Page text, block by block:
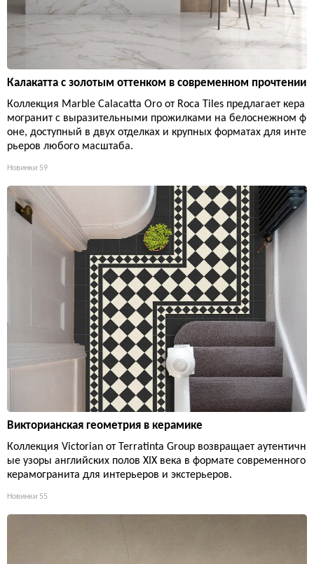
Калакатта с золотым оттенком в современном прочтении
Коллекция Marble Calacatta Oro от Roca Tiles предлагает кера
могранит с выразительными прожилками на белоснежном ф
оне, доступный в двух отделках и крупных форматах для инте
рьеров любого масштаба.
Новинки 59
Викторианская геометрия в керамике
Коллекция Victorian от Terratinta Group возвращает аутентичн
ые узоры английских полов XIX века в формате современного
керамогранита для интерьеров и экстерьеров.
Новинки 55